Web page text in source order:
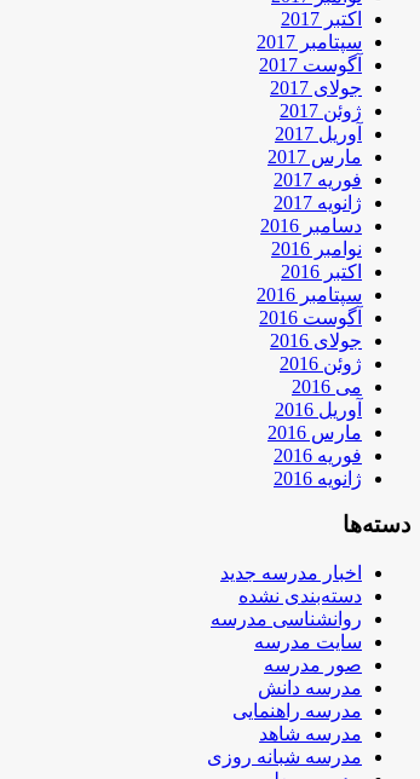
اکتبر 2017
سپتامبر 2017
آگوست 2017
جولای 2017
ژوئن 2017
آوریل 2017
مارس 2017
فوریه 2017
ژانویه 2017
دسامبر 2016
نوامبر 2016
اکتبر 2016
سپتامبر 2016
آگوست 2016
جولای 2016
ژوئن 2016
می 2016
آوریل 2016
مارس 2016
فوریه 2016
ژانویه 2016
دسته‌ها
اخبار مدرسه جدید
دسته‌بندی نشده
روانشناسی مدرسه
سایت مدرسه
صور مدرسه
مدرسه دانش
مدرسه راهنمایی
مدرسه شاهد
مدرسه شبانه روزی